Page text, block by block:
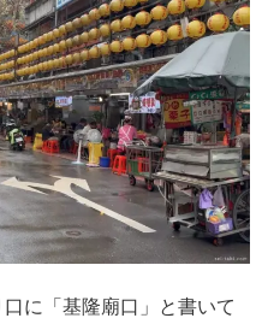
に「基隆廟口」と書いて